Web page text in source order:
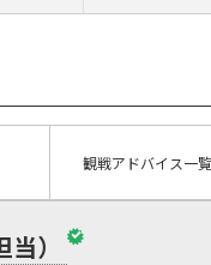
観戦アドバイス一覧
）